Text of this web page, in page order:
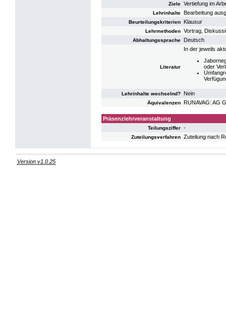
Ziele Vertiefung im
Lehrinhalte Bearbeitung
Beurteilungskriterien Klausur
Lehrmethoden Vortrag,
Abhaltungssprache Deutsch
Literatur
In der jeweils
oder
Lehrinhalte wechselnd? Nein
Äquivalenzen RUNAVAG: AG
Präsenzlehrveranstaltung
Teilungsziffer -
Zuteilungsverfahren Zuteilung nach
Version v1.0.25